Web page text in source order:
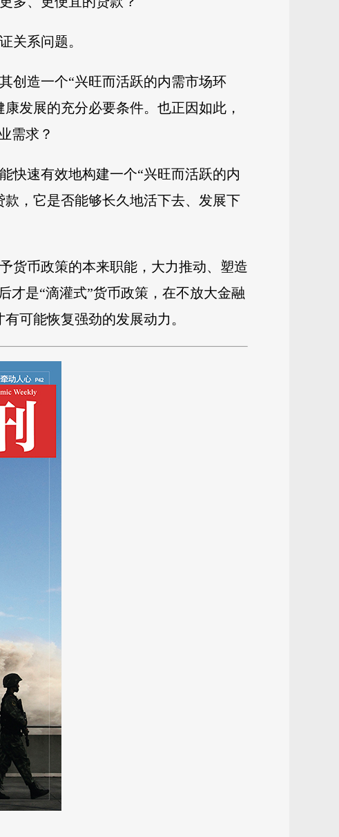
关系问题。
创造一个“兴旺而活跃的内需市场环
发展的充分必要条件。也正因如此，
需求？
快速有效地构建一个“兴旺而活跃的内
，它是否能够长久地活下去、发展下
货币政策的本来职能，大力推动、塑造
才是“滴灌式”货币政策，在不放大金融
可能恢复强劲的发展动力。